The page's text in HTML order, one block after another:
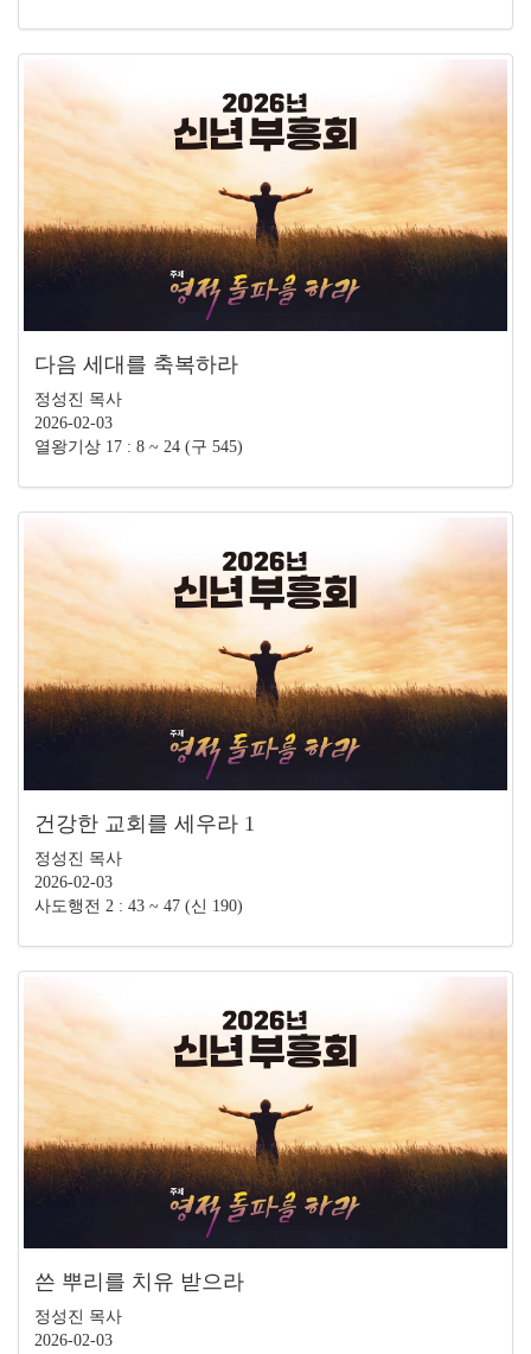
다음 세대를 축복하라
정성진 목사
2026-02-03
열왕기상 17 : 8 ~ 24 (구 545)
건강한 교회를 세우라 1
정성진 목사
2026-02-03
사도행전 2 : 43 ~ 47 (신 190)
쓴 뿌리를 치유 받으라
정성진 목사
2026-02-03